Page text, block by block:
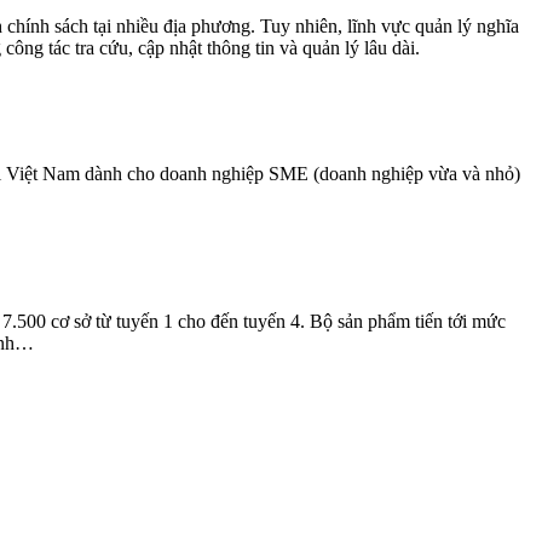
sách tại nhiều địa phương. Tuy nhiên, lĩnh vực quản lý nghĩa
tác tra cứu, cập nhật thông tin và quản lý lâu dài.
Nam dành cho doanh nghiệp SME (doanh nghiệp vừa và nhỏ)
cơ sở từ tuyến 1 cho đến tuyến 4. Bộ sản phẩm tiến tới mức